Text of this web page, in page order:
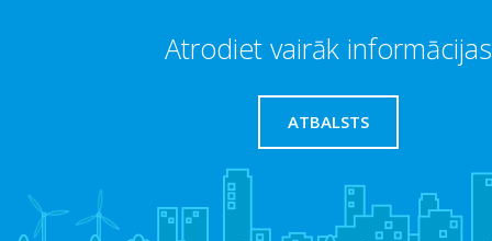
Atrodiet vairāk informācijas
ATBALSTS